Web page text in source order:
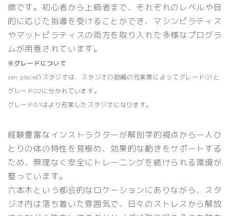
徴です。初心者から上級者まで、それぞれのレベルや目
的に応じた指導を受けることができ、マシンピラティス
やマットピラティスの両方を取り入れた多様なプログラ
ムが用意されています。
※グレードについて
zen placeのスタジオは、スタジオの設備の充実度によってグレード01 と
グレード02に分かれています。
グレード01はより充実したスタジオになります。
経験豊富なインストラクターが解剖学的視点から一人ひ
とりの体の特性を見極め、効果的な動きをサポートする
ため、無理なく安全にトレーニングを続けられる環境が
整っています。
六本木という都会的なロケーションにありながら、スタ
ジオ内は落ち着いた雰囲気で、日々のストレスから解放